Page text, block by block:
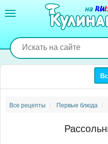
содержанию
Все рецепты Первые блюда